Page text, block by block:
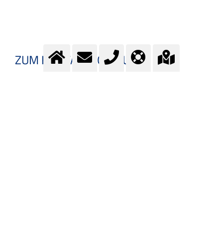
ZUM KONTAKTFORMULAR